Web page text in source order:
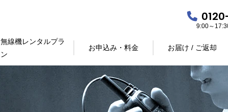
9:00～
無線機レンタルプラ
ン
お申込み・料金 お届け / ご返却